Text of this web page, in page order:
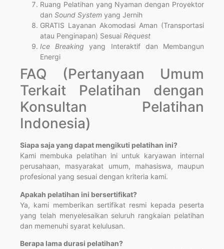
Ruang Pelatihan yang Nyaman dengan Proyektor
dan Sound System yang Jernih
GRATIS Layanan Akomodasi Aman (Transportasi
atau Penginapan) Sesuai Request
Ice Breaking yang Interaktif dan Membangun
Energi
FAQ (Pertanyaan Umum
Terkait Pelatihan dengan
Konsultan Pelatihan
Indonesia)
Siapa saja yang dapat mengikuti pelatihan ini?
Kami membuka pelatihan ini untuk karyawan internal
perusahaan, masyarakat umum, mahasiswa, maupun
profesional yang sesuai dengan kriteria kami.
Apakah pelatihan ini bersertifikat?
Ya, kami memberikan sertifikat resmi kepada peserta
yang telah menyelesaikan seluruh rangkaian pelatihan
dan memenuhi syarat kelulusan.
Berapa lama durasi pelatihan?